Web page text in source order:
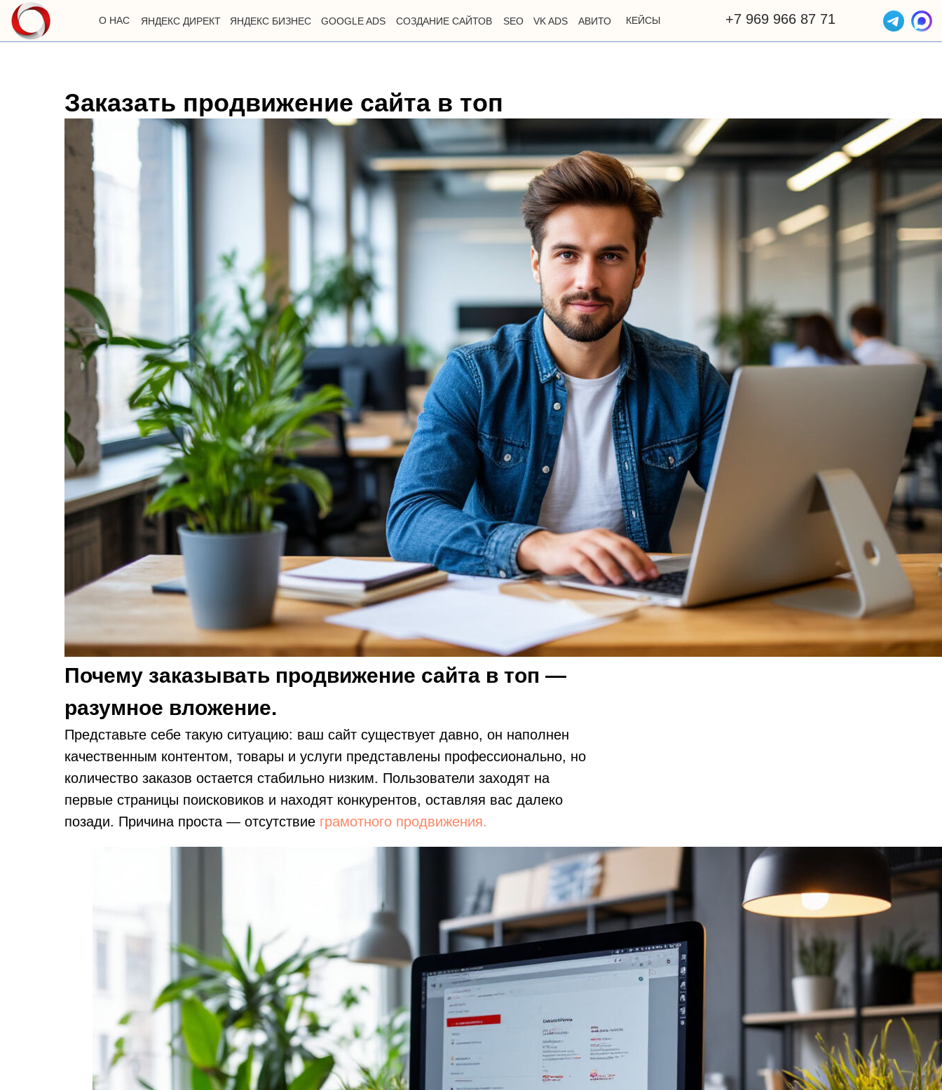
КЕЙСЫ
О НАС ЯНДЕКС ДИРЕКТ +7 969 966 87 71
GOOGLE ADS СОЗДАНИЕ САЙТОВ SEO VK ADS АВИТО
ЯНДЕКС БИЗНЕС
Заказать продвижение сайта в топ
Почему заказывать продвижение сайта в топ —
разумное вложение.
Представьте себе такую ситуацию: ваш сайт существует давно, он наполнен
качественным контентом, товары и услуги представлены профессионально, но
количество заказов остается стабильно низким. Пользователи заходят на
первые страницы поисковиков и находят конкурентов, оставляя вас далеко
позади. Причина проста — отсутствие грамотного продвижения.